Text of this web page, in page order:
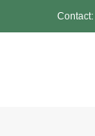
Contact: